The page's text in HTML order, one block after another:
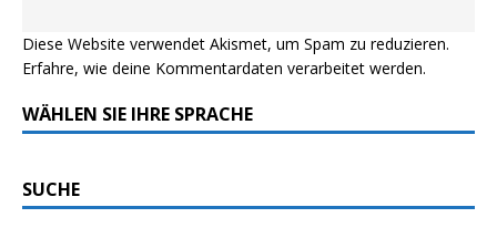
Diese Website verwendet Akismet, um Spam zu reduzieren.
Erfahre, wie deine Kommentardaten verarbeitet werden.
WÄHLEN SIE IHRE SPRACHE
SUCHE